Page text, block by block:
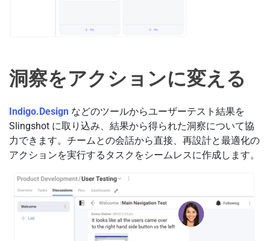
洞察をアクションに変える
Indigo.Design などのツールからユーザーテスト結果を
Slingshot に取り込み、結果から得られた洞察について協
力できます。チームとの会話から直接、再設計と最適化の
アクションを実行するタスクをシームレスに作成します。